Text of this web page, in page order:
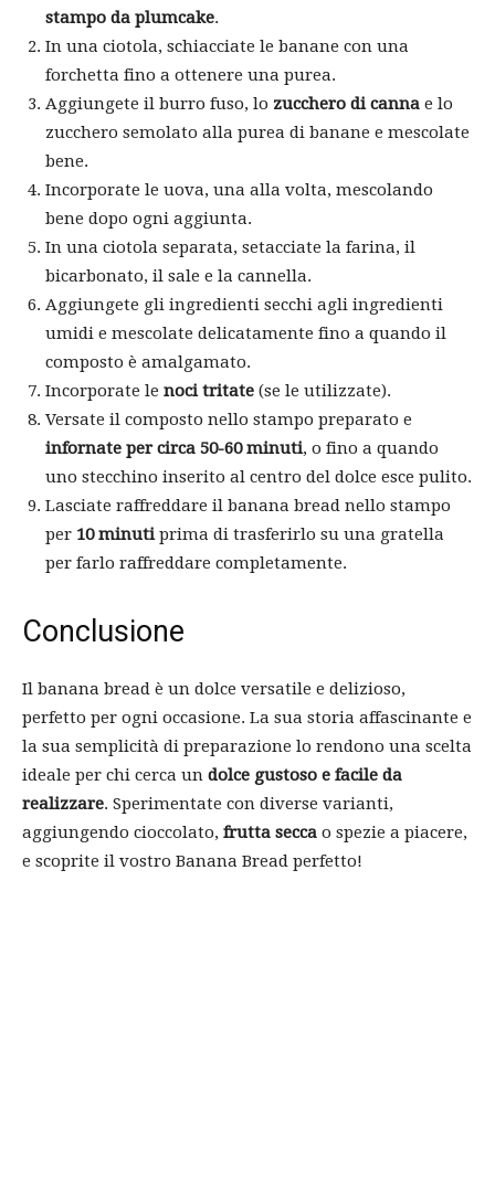
stampo da plumcake.
In una ciotola, schiacciate le banane con una
forchetta fino a ottenere una purea.
Aggiungete il burro fuso, lo zucchero di canna e lo
zucchero semolato alla purea di banane e mescolate
bene.
Incorporate le uova, una alla volta, mescolando
bene dopo ogni aggiunta.
In una ciotola separata, setacciate la farina, il
bicarbonato, il sale e la cannella.
Aggiungete gli ingredienti secchi agli ingredienti
umidi e mescolate delicatamente fino a quando il
composto è amalgamato.
Incorporate le noci tritate (se le utilizzate).
Versate il composto nello stampo preparato e
infornate per circa 50-60 minuti, o fino a quando
uno stecchino inserito al centro del dolce esce pulito.
Lasciate raffreddare il banana bread nello stampo
per 10 minutiprima di trasferirlo su una gratella
per farlo raffreddare completamente.
Conclusione
Il banana bread è un dolce versatile e delizioso,
perfetto per ogni occasione. La sua storia affascinante e
la sua semplicità di preparazione lo rendono una scelta
ideale per chi cerca un dolce gustoso e facile da
realizzare. Sperimentate con diverse varianti,
aggiungendo cioccolato, frutta secca o spezie a piacere,
e scoprite il vostro Banana Bread perfetto!